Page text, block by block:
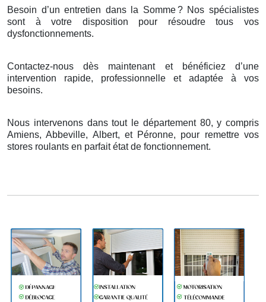
Besoin d’un entretien dans la Somme? Nos spécialistes
sont à votre disposition pour résoudre tous vos
dysfonctionnements.
Contactez-nous dès maintenant et bénéficiez d’une
intervention rapide, professionnelle et adaptée à vos
besoins.
Nous intervenons dans tout le département 80, y compris
Amiens, Abbeville, Albert, et Péronne, pour remettre vos
stores roulants en parfait état de fonctionnement.